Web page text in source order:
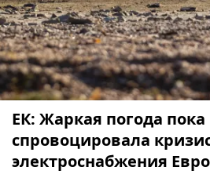
ЕК: Жаркая погода пока
спровоцировала
электроснабжения